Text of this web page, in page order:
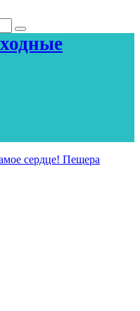
сердце! Пещера